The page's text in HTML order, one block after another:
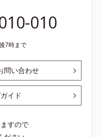
010
7時まで
問い合わせ
イド
すので